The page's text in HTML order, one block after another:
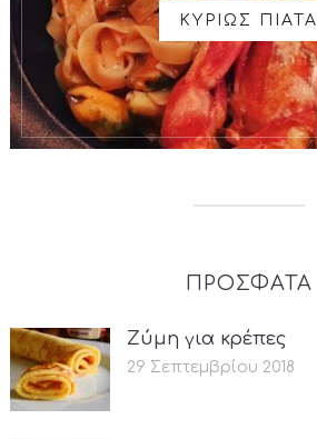
ΚΥΡΙΩΣ ΠΙΑΤΑ
ΠΡΟΣΦΑΤΑ
Ζύμη για κρέπες
29 Σεπτεμβρίου 2018